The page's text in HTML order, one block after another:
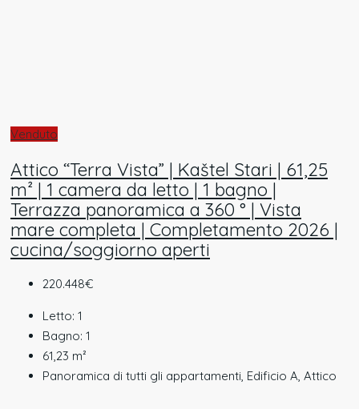
Venduto
Attico “Terra Vista” | Kaštel Stari | 61,25
m² | 1 camera da letto | 1 bagno |
Terrazza panoramica a 360 ° | Vista
mare completa | Completamento 2026 |
cucina/soggiorno aperti
220.448€
Letto: 1
Bagno: 1
61,23 m²
Panoramica di tutti gli appartamenti, Edificio A, Attico